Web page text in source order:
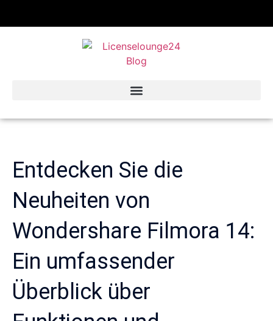
Entdecken Sie die
Neuheiten von
Wondershare Filmora 14:
Ein umfassender
Überblick über